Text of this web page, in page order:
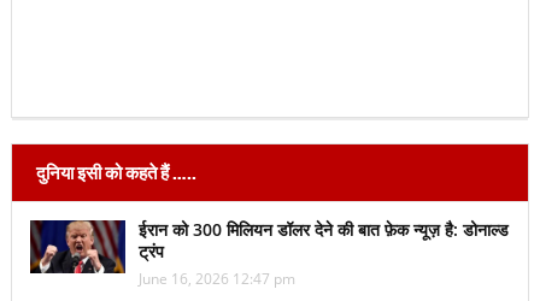
दुनिया इसी को कहते हैं …..
ईरान को 300 मिलियन डॉलर देने की बात फ़ेक न्यूज़ है: डोनाल्ड
ट्रंप
June 16, 2026 12:47 pm